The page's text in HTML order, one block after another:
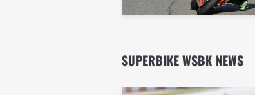
SUPERBIKE WSBK NEWS